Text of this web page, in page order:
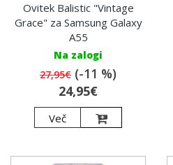
Ovitek Balistic "Vintage
Grace" za Samsung Galaxy
A55
Na zalogi
27,95€ (-11 %)
24,95€
Več